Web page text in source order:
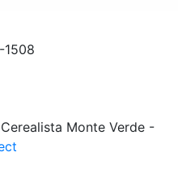
1508
Monte Verde -